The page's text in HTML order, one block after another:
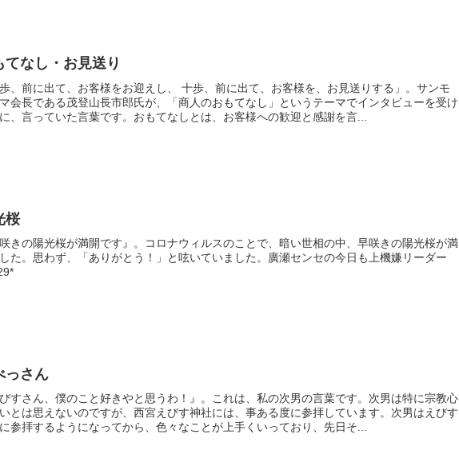
てなし・お見送り
歩、前に出て、お客様をお迎えし、 十歩、前に出て、お客様を、お見送りする」。サンモ
マ会長である茂登山長市郎氏が、「商人のおもてなし」というテーマでインタビューを受け
、言っていた言葉です。おもてなしとは、お客様への歓迎と感謝を言...
桜
咲きの陽光桜が満開です』。コロナウィルスのことで、暗い世相の中、早咲きの陽光桜が満
た。思わず、「ありがとう！」と呟いていました。廣瀬センセの今日も上機嫌リーダー
っさん
びすさん、僕のこと好きやと思うわ！』。これは、私の次男の言葉です。次男は特に宗教心
とは思えないのですが、西宮えびす神社には、事ある度に参拝しています。次男はえびす
参拝するようになってから、色々なことが上手くいっており、先日そ...